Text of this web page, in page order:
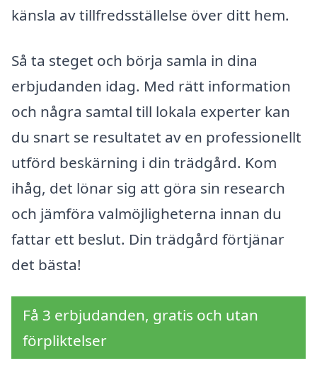
känsla av tillfredsställelse över ditt hem.
Så ta steget och börja samla in dina
erbjudanden idag. Med rätt information
och några samtal till lokala experter kan
du snart se resultatet av en professionellt
utförd beskärning i din trädgård. Kom
ihåg, det lönar sig att göra sin research
och jämföra valmöjligheterna innan du
fattar ett beslut. Din trädgård förtjänar
det bästa!
Få 3 erbjudanden, gratis och utan
förpliktelser